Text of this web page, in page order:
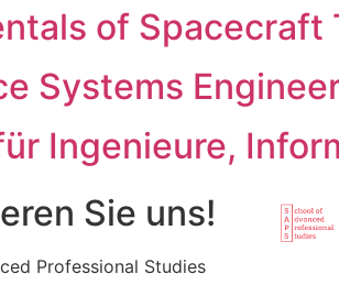
of Spacecraft
Systems
Ingenieure,
Sie uns!
Professional Studies